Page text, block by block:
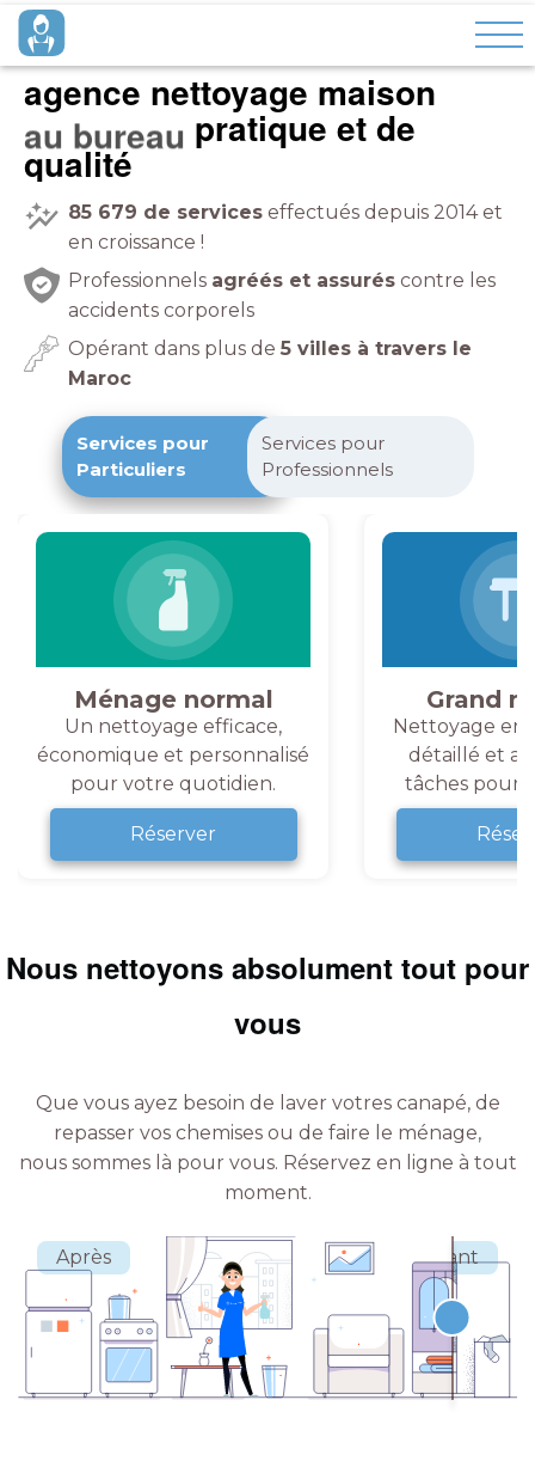
agence nettoyage maison
pratique et de
qualité
85 679 de services effectués depuis 2014 et
en croissance !
Professionnels agréés et assurés contre les
accidents corporels
Opérant dans plus de 5 villes à travers le
Maroc
Services pour
Particuliers
Services pour
Professionnels
Ménage normal
Un nettoyage efficace,
économique et personnalisé
pour votre quotidien.
Réserver
Grand
Nettoyage en
détaillé et
tâches pour
Nous nettoyons absolument tout pour
vous
Que vous ayez besoin de laver votres canapé, de
repasser vos chemises ou de faire le ménage,
nous sommes là pour vous. Réservez en ligne à tout
moment.